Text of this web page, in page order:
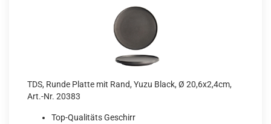
TDS, Runde Platte mit Rand, Yuzu Black, Ø 20,6x2,4cm,
Art.-Nr. 20383
Top-Qualitäts Geschirr